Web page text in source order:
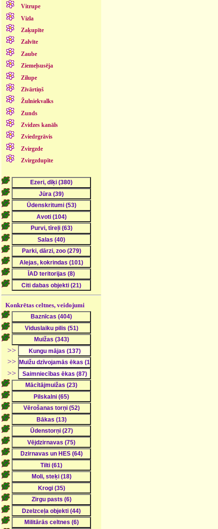
Vitrupe
Vizla
Zaķupīte
Zalvīte
Zaube
Ziemeļsusēja
Zilupe
Zīvārtiņš
Žulniekvalks
Zunds
Zvidzes kanāls
Zviedrgrāvis
Zvirgzde
Zvirgzdupīte
Konkrētas celtnes, veidojumi
>>
>>
>>